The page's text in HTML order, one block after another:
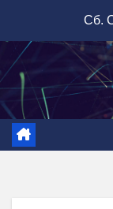
вмісту
Сб.